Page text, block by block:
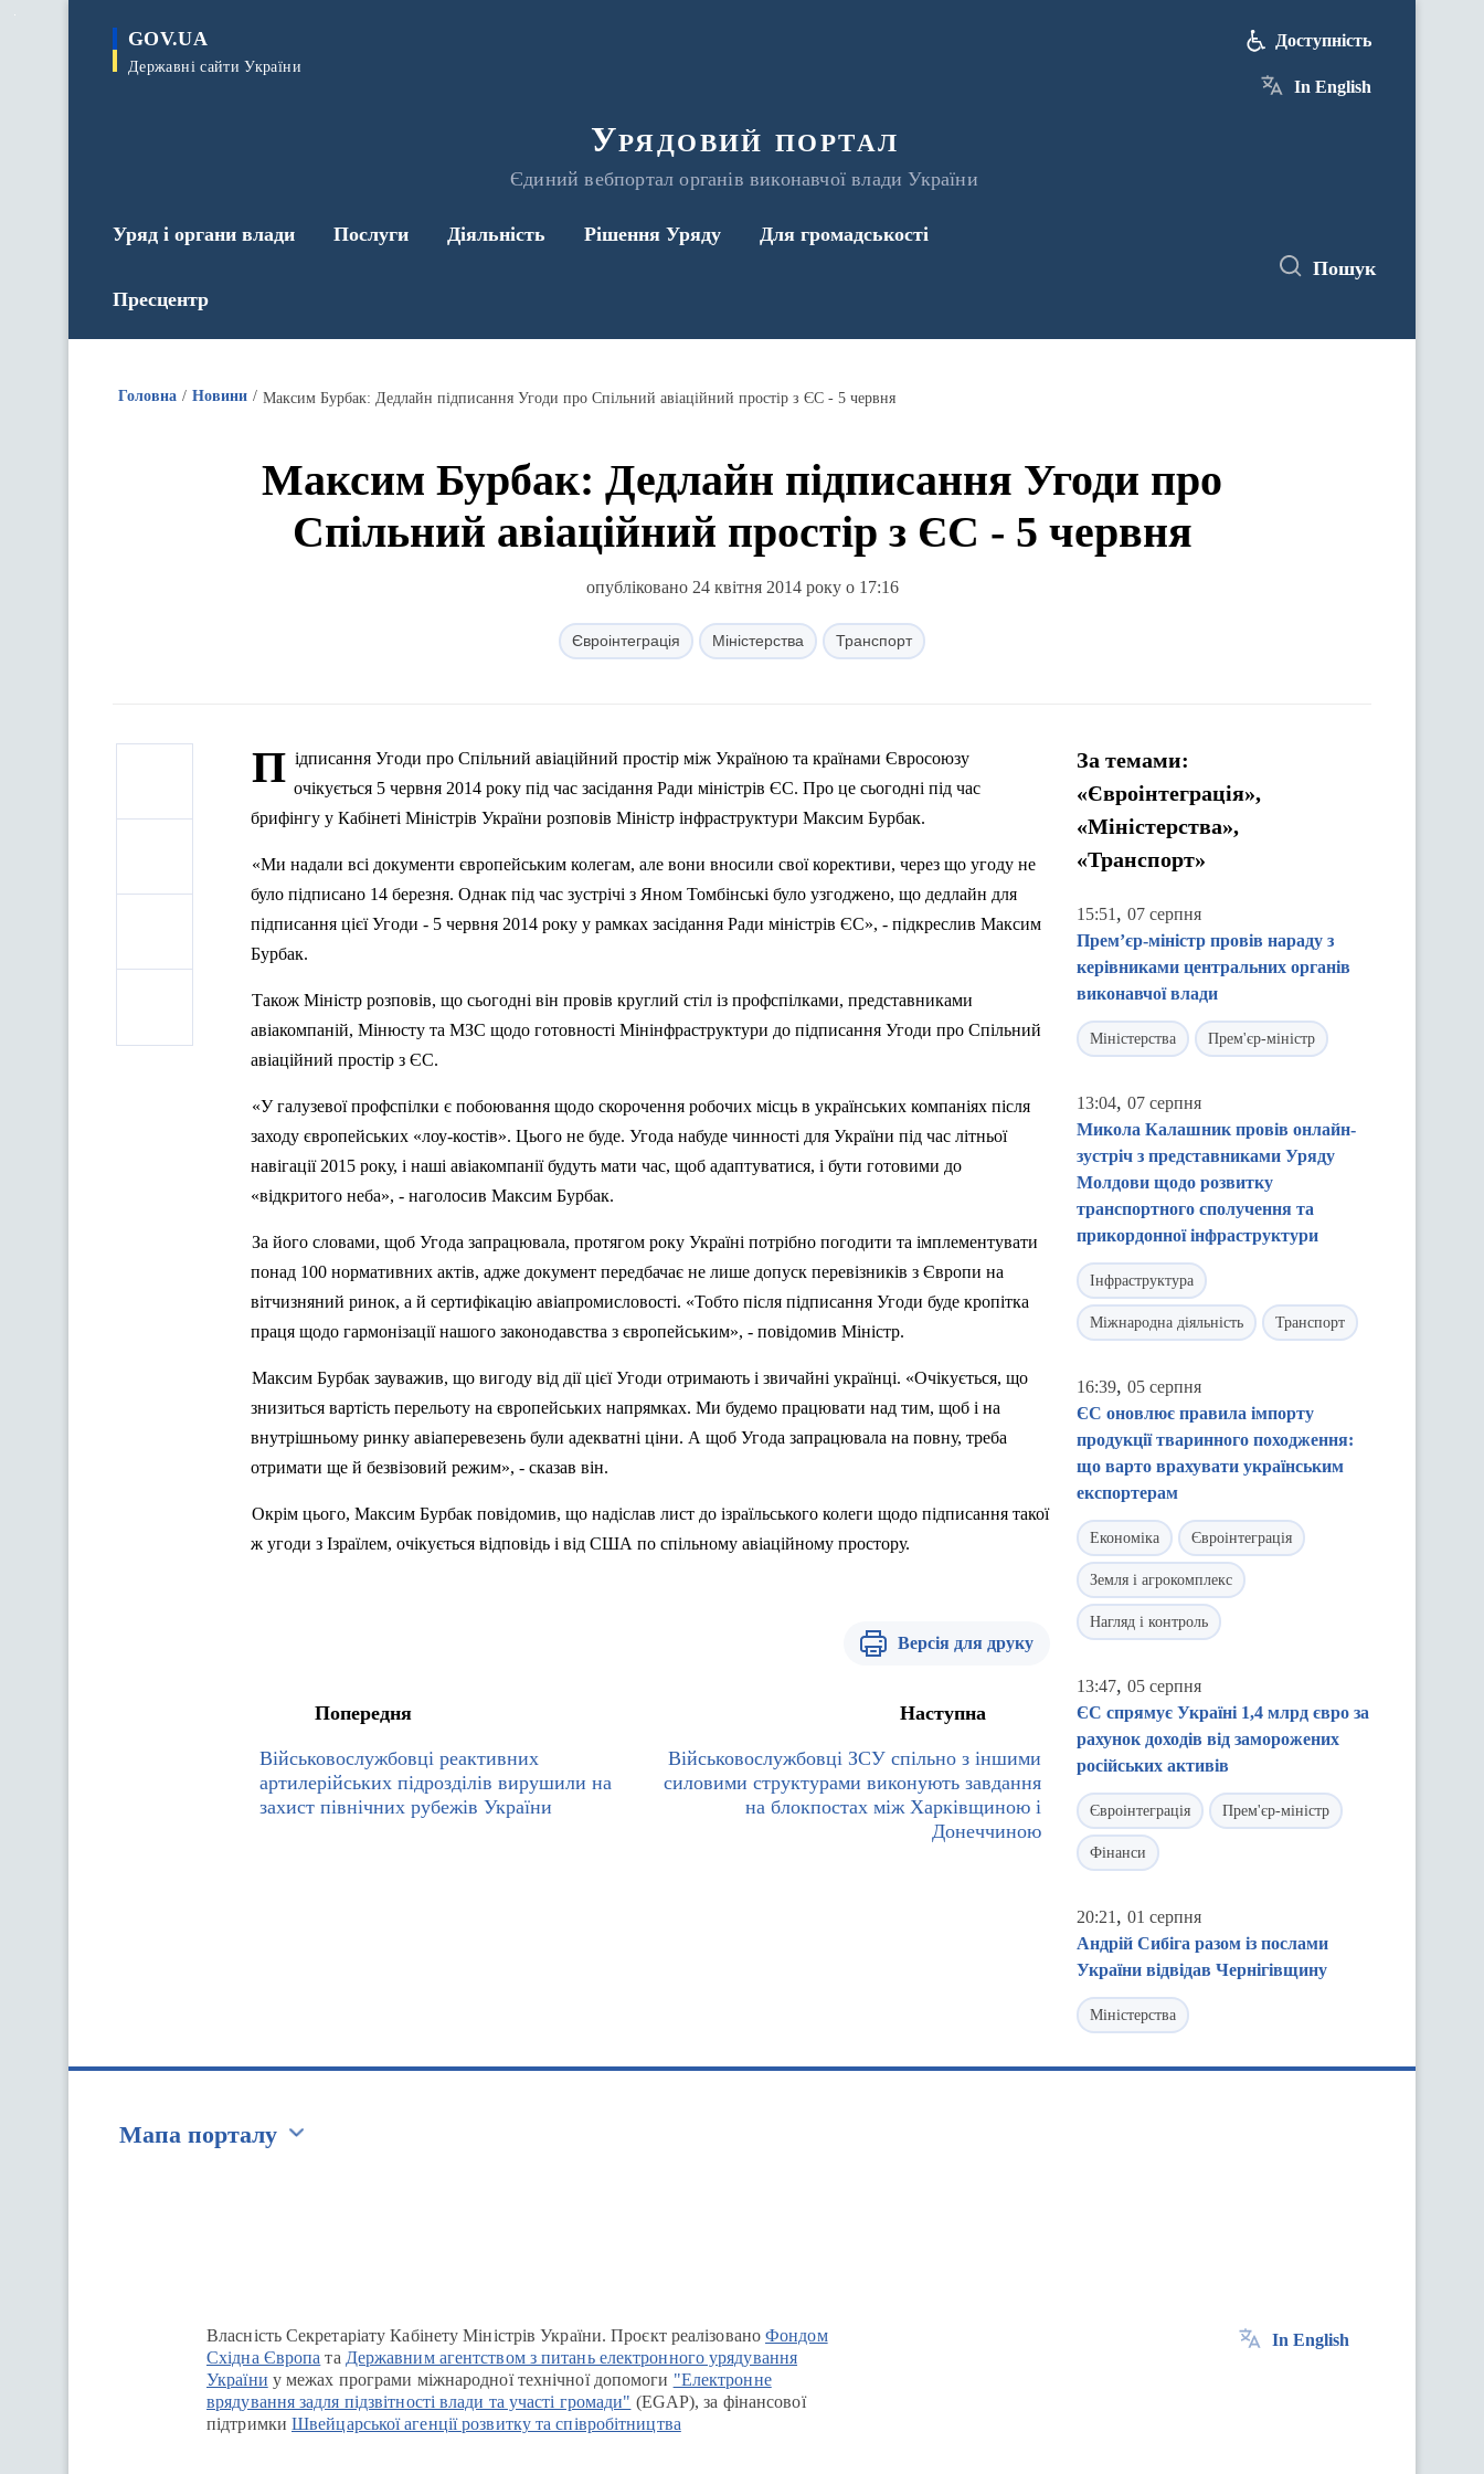
GOV.UA
Державні сайти України
Урядовий портал
Єдиний вебпортал органів виконавчої влади України
Доступність
In English
Уряд і органи влади Послуги Діяльність Рішення Уряду Для громадськості
Пресцентр
Пошук
Головна Новини Максим Бурбак: Дедлайн підписання Угоди про Спільний авіаційний простір з ЄС - 5 червня
Максим Бурбак: Дедлайн підписання Угоди про
Спільний авіаційний простір з ЄС - 5 червня
опубліковано 24 квітня 2014 року о 17:16
Євроінтеграція Міністерства Транспорт
П ідписання Угоди про Спільний авіаційний простір між Україною та країнами Євросоюзу
очікується 5 червня 2014 року під час засідання Ради міністрів ЄС. Про це сьогодні під час
брифінгу у Кабінеті Міністрів України розповів Міністр інфраструктури Максим Бурбак.
«Ми надали всі документи європейським колегам, але вони вносили свої корективи, через що угоду не
було підписано 14 березня. Однак під час зустрічі з Яном Томбінські було узгоджено, що дедлайн для
підписання цієї Угоди - 5 червня 2014 року у рамках засідання Ради міністрів ЄС», - підкреслив Максим
Бурбак.
Також Міністр розповів, що сьогодні він провів круглий стіл із профспілками, представниками
авіакомпаній, Мінюсту та МЗС щодо готовності Мінінфраструктури до підписання Угоди про Спільний
авіаційний простір з ЄС.
«У галузевої профспілки є побоювання щодо скорочення робочих місць в українських компаніях після
заходу європейських «лоу-костів». Цього не буде. Угода набуде чинності для України під час літньої
навігації 2015 року, і наші авіакомпанії будуть мати час, щоб адаптуватися, і бути готовими до
«відкритого неба», - наголосив Максим Бурбак.
За його словами, щоб Угода запрацювала, протягом року Україні потрібно погодити та імплементувати
понад 100 нормативних актів, адже документ передбачає не лише допуск перевізників з Європи на
вітчизняний ринок, а й сертифікацію авіапромисловості. «Тобто після підписання Угоди буде кропітка
праця щодо гармонізації нашого законодавства з європейським», - повідомив Міністр.
Максим Бурбак зауважив, що вигоду від дії цієї Угоди отримають і звичайні українці. «Очікується, що
знизиться вартість перельоту на європейських напрямках. Ми будемо працювати над тим, щоб і на
внутрішньому ринку авіаперевезень були адекватні ціни. А щоб Угода запрацювала на повну, треба
отримати ще й безвізовий режим», - сказав він.
Окрім цього, Максим Бурбак повідомив, що надіслав лист до ізраїльського колеги щодо підписання такої
ж угоди з Ізраїлем, очікується відповідь і від США по спільному авіаційному простору.
Версія для друку
Попередня
Військовослужбовці реактивних
артилерійських підрозділів вирушили на
захист північних рубежів України
Наступна
Військовослужбовці ЗСУ спільно з іншими
силовими структурами виконують завдання
на блокпостах між Харківщиною і
Донеччиною
За темами:
«Євроінтеграція»,
«Міністерства»,
«Транспорт»
15:51 , 07 серпня
Прем’єр-міністр провів нараду з
керівниками центральних органів
виконавчої влади
Міністерства Прем'єр-міністр
13:04, 07 серпня
Микола Калашник провів онлайн-
зустріч з представниками Уряду
Молдови щодо розвитку
транспортного сполучення та
прикордонної інфраструктури
Інфраструктура
Міжнародна діяльність Транспорт
16:39, 05 серпня
ЄС оновлює правила імпорту
продукції тваринного походження:
що варто врахувати українським
експортерам
Економіка Євроінтеграція
Земля і агрокомплекс
Нагляд і контроль
13:47, 05 серпня
ЄС спрямує Україні 1,4 млрд євро за
рахунок доходів від заморожених
російських активів
Євроінтеграція Прем'єр-міністр
Фінанси
20:21 , 01 серпня
Андрій Сибіга разом із послами
України відвідав Чернігівщину
Міністерства
Мапа порталу
Власність Секретаріату Кабінету Міністрів України. Проєкт реалізованоФондом
Східна Європа та Державним агентством з питань електронного урядування
України у межах програми міжнародної технічної допомоги "Електронне
врядування задля підзвітності влади та участі громади" (EGAP), за фінансової
підтримки Швейцарської агенції розвитку та співробітництва
In English